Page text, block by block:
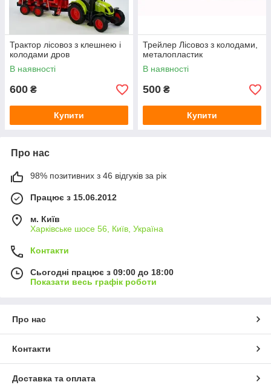
Трактор лісовоз з клешнею і
колодами дров
В наявності
600 ₴
Купити
Трейлер Лісовоз з колодами,
металопластик
В наявності
500 ₴
Купити
Про нас
98% позитивних з 46 відгуків за рік
Працює з 15.06.2012
м. Київ
Харківське шосе 56, Київ, Україна
Контакти
Сьогодні працює з 09:00 до 18:00
Показати весь графік роботи
Про нас
Контакти
Доставка та оплата